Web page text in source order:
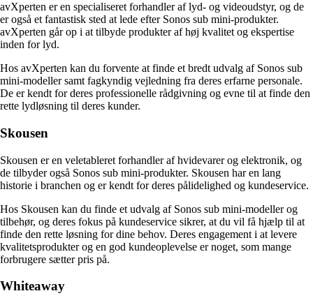
avXperten er en specialiseret forhandler af lyd- og videoudstyr, og de
er også et fantastisk sted at lede efter Sonos sub mini-produkter.
avXperten går op i at tilbyde produkter af høj kvalitet og ekspertise
inden for lyd.
Hos avXperten kan du forvente at finde et bredt udvalg af Sonos sub
mini-modeller samt fagkyndig vejledning fra deres erfarne personale.
De er kendt for deres professionelle rådgivning og evne til at finde den
rette lydløsning til deres kunder.
Skousen
Skousen er en veletableret forhandler af hvidevarer og elektronik, og
de tilbyder også Sonos sub mini-produkter. Skousen har en lang
historie i branchen og er kendt for deres pålidelighed og kundeservice.
Hos Skousen kan du finde et udvalg af Sonos sub mini-modeller og
tilbehør, og deres fokus på kundeservice sikrer, at du vil få hjælp til at
finde den rette løsning for dine behov. Deres engagement i at levere
kvalitetsprodukter og en god kundeoplevelse er noget, som mange
forbrugere sætter pris på.
Whiteaway